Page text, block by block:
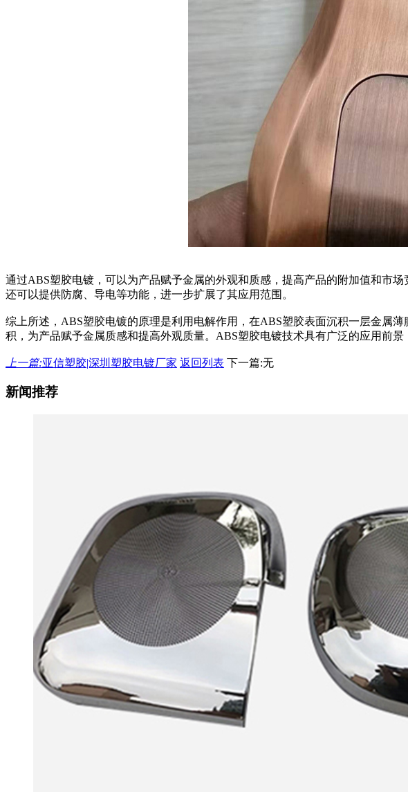
通过ABS塑胶电镀，可以为产品赋予金属的外观和质感，提高产品的附加值和市
还可以提供防腐、导电等功能，进一步扩展了其应用范围。
综上所述，ABS塑胶电镀的原理是利用电解作用，在ABS塑胶表面沉积一层金属
积，为产品赋予金属质感和提高外观质量。ABS塑胶电镀技术具有广泛的应用前景
上一篇:亚信塑胶|深圳塑胶电镀厂家 返回列表 下一篇:无
新闻推荐